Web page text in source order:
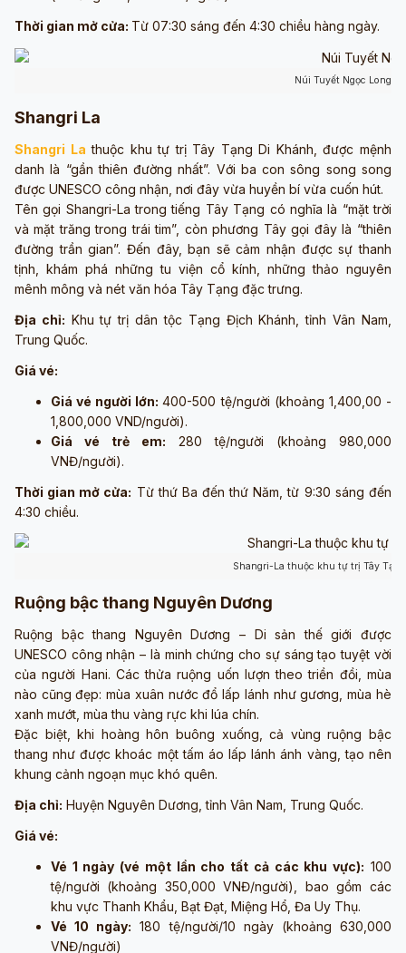
Thời gian mở cửa: Từ 07:30 sáng đến 4:30 chiều hàng ngày.
Núi Tuyết Ngọc Long
Shangri La
Shangri La thuộc khu tự trị Tây Tạng Di Khánh, được mệnh
danh là “gần thiên đường nhất”. Với ba con sông song song
được UNESCO công nhận, nơi đây vừa huyền bí vừa cuốn hút.
Tên gọi Shangri-La trong tiếng Tây Tạng có nghĩa là “mặt trời
và mặt trăng trong trái tim”, còn phương Tây gọi đây là “thiên
đường trần gian”. Đến đây, bạn sẽ cảm nhận được sự thanh
tịnh, khám phá những tu viện cổ kính, những thảo nguyên
mênh mông và nét văn hóa Tây Tạng đặc trưng.
Địa chỉ: Khu tự trị dân tộc Tạng Địch Khánh, tỉnh Vân Nam,
Trung Quốc.
Giá vé:
Giá vé người lớn:400-500 tệ/người (khoảng 1,400,00 -
1,800,000 VND/người).
Giá vé trẻ em: 280 tệ/người (khoảng 980,000
VNĐ/người).
Thời gian mở cửa: Từ thứ Ba đến thứ Năm, từ 9:30 sáng đến
4:30 chiều.
Shangri-La thuộc khu tự trị Tây
Ruộng bậc thang Nguyên Dương
Ruộng bậc thang Nguyên Dương – Di sản thế giới được
UNESCO công nhận – là minh chứng cho sự sáng tạo tuyệt vời
của người Hani. Các thửa ruộng uốn lượn theo triền đồi, mùa
nào cũng đẹp: mùa xuân nước đổ lấp lánh như gương, mùa hè
xanh mướt, mùa thu vàng rực khi lúa chín.
Đặc biệt, khi hoàng hôn buông xuống, cả vùng ruộng bậc
thang như được khoác một tấm áo lấp lánh ánh vàng, tạo nên
khung cảnh ngoạn mục khó quên.
Địa chỉ: Huyện Nguyên Dương, tỉnh Vân Nam, Trung Quốc.
Giá vé:
Vé 1 ngày (vé một lần cho tất cả các khu vực): 100
tệ/người (khoảng 350,000 VNĐ/người), bao gồm các
khu vực Thanh Khẩu, Bạt Đạt, Miệng Hổ, Đa Uy Thụ.
Vé 10 ngày: 180 tệ/người/10 ngày (khoảng 630,000
VNĐ/người)